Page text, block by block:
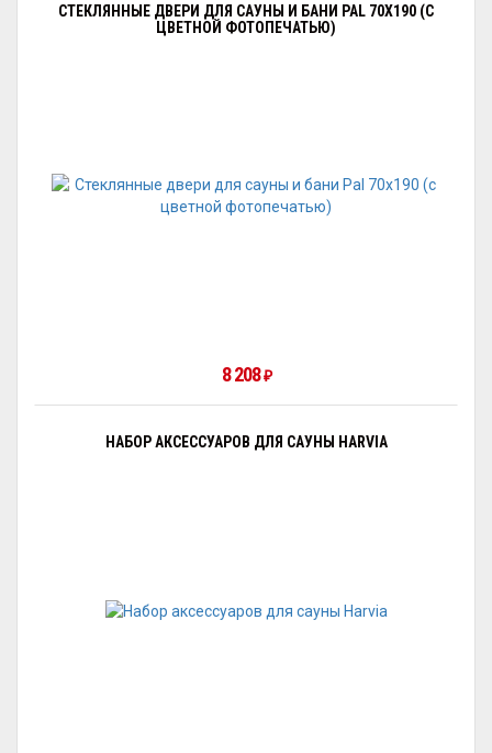
СТЕКЛЯННЫЕ ДВЕРИ ДЛЯ САУНЫ И БАНИ PAL 70X190 (С
ЦВЕТНОЙ ФОТОПЕЧАТЬЮ)
8 208₽
НАБОР АКСЕССУАРОВ ДЛЯ САУНЫ HARVIA